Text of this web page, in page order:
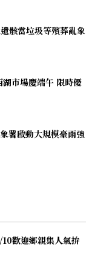
骸當垃圾等殯葬亂象
市場慶端午 限時優
署啟動大規模豪雨強
歡迎鄉親集人氣拚